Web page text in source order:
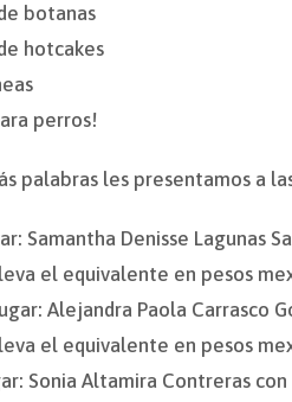
botanas
hotcakes
perros!
palabras les presentamos a
Samantha Denisse Lagunas
el equivalente en pesos
Alejandra Paola Carrasco
el equivalente en pesos
Sonia Altamira Contreras